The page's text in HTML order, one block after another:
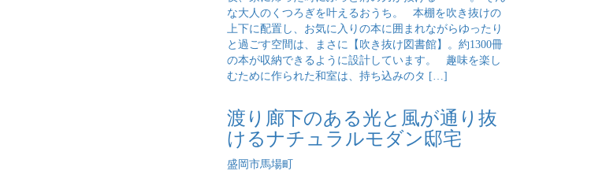
な大人のくつろぎを叶えるおうち。 本棚を吹き抜けの
上下に配置し、お気に入りの本に囲まれながらゆったり
と過ごす空間は、まさに【吹き抜け図書館】。約1300冊
の本が収納できるように設計しています。 趣味を楽し
むために作られた和室は、持ち込みのタ […]
渡り廊下のある光と風が通り抜
けるナチュラルモダン邸宅
盛岡市馬場町